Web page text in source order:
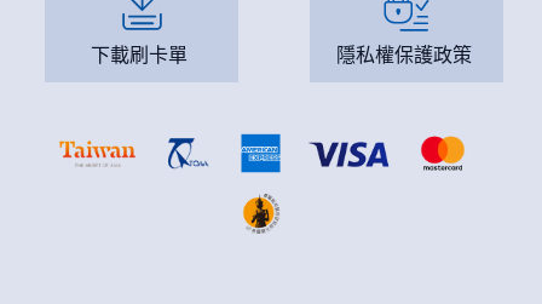
下載刷卡單 隱私權保護政策